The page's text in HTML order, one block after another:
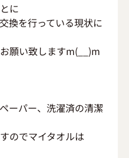
に
換を行っている現状に
願い致しますm(__)m
ーパー、洗濯済の清潔
のでマイタオルは